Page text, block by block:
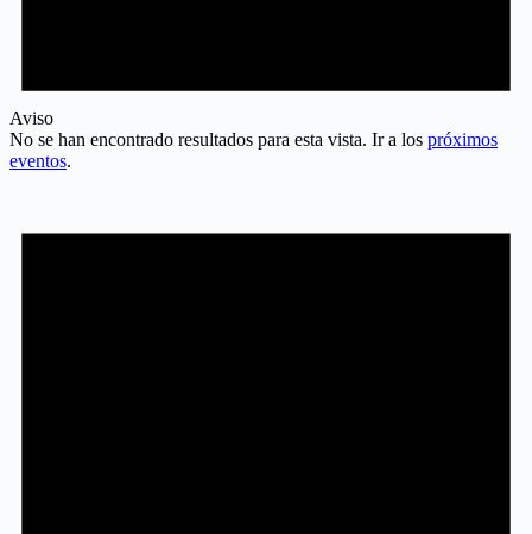
Aviso
No se han encontrado resultados para esta vista. Ir a los próximos
eventos.